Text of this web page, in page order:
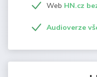
Web HN.cz
Audioverze